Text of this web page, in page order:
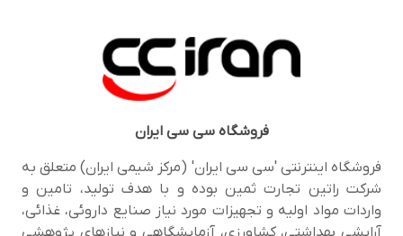
فروشگاهسی سی ایران
فروشگاه اینترنتی 'سی سی ایران' (مرکز شیمی ایران) متعلق به
شرکت راتین تجارت ثمین بوده و با هدف تولید، تامین و
واردات مواد اولیه و تجهیزات مورد نیاز صنایع داروئی، غذائی،